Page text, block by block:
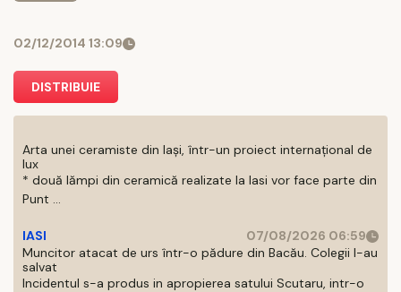
02/12/2014 13:09
DISTRIBUIE
Arta unei ceramiste din Iași, într-un proiect internațional de
lux
* două lămpi din ceramică realizate la Iasi vor face parte din
Punt ...
IASI
07/08/2026 06:59
Muncitor atacat de urs într-o pădure din Bacău. Colegii l-au
salvat
Incidentul s-a produs in apropierea satului Scutaru, intr-o